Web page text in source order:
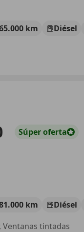
km Diésel
Súperoferta
km Diésel
Ventanas tintadas